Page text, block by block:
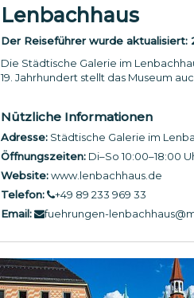
Lenbachhaus
Der Reiseführer wurde aktualisiert:
Die Städtische Galerie im
19. Jahrhundert stellt das Museum
Nützliche Informationen
Adresse: Städtische Galerie im
Öffnungszeiten: Di–So 10:00–18:00
Website:www.lenbachhaus.de
Telefon:
+49 89 233 969 33
Email:
fuehrungen-